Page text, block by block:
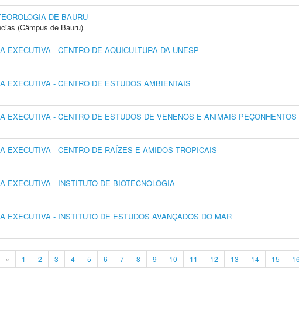
DE BAURU
(Câmpus de Bauru)
EXECUTIVA - CENTRO DE AQUICULTURA DA UNESP
EXECUTIVA - CENTRO DE ESTUDOS AMBIENTAIS
EXECUTIVA - CENTRO DE ESTUDOS DE VENENOS E ANIMAIS PEÇONHENTOS
EXECUTIVA - CENTRO DE RAÍZES E AMIDOS TROPICAIS
EXECUTIVA - INSTITUTO DE BIOTECNOLOGIA
EXECUTIVA - INSTITUTO DE ESTUDOS AVANÇADOS DO MAR
« 1 2 3 4 5 6 7 8 9 10 11 12 13 14 15 16